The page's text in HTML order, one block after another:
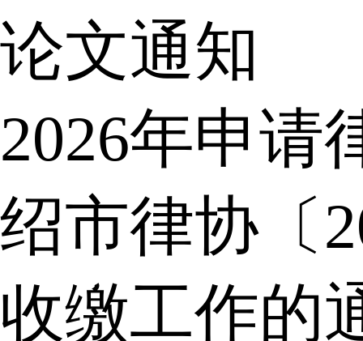
论文通知
2026年申请
绍市律协〔
收缴工作的